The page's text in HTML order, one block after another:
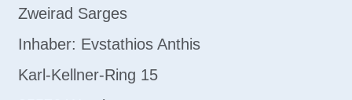
Zweirad Sarges
Inhaber: Evstathios Anthis
Karl-Kellner-Ring 15